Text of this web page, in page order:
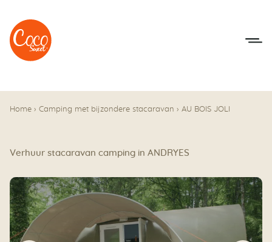
Naar het menu
Naar de inhoudsopgave
Home › Camping met bijzondere stacaravan › AU BOIS JOLI
Verhuur stacaravan camping in ANDRYES